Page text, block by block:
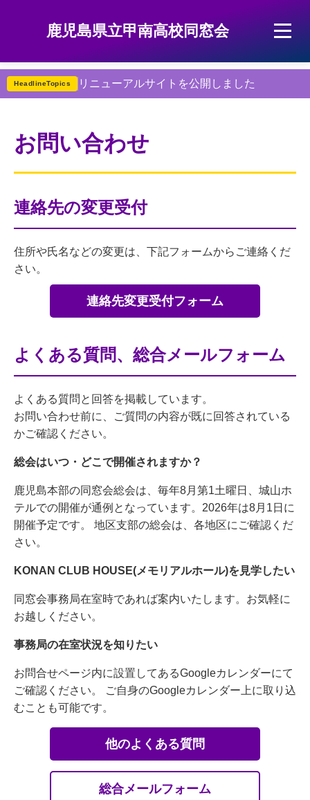
鹿児島県立甲南高校同窓会
HeadlineTopics リニューアルサイトを公開しました
お問い合わせ
連絡先の変更受付
住所や氏名などの変更は、下記フォームからご連絡くだ
さい。
連絡先変更受付フォーム
よくある質問、総合メールフォーム
よくある質問と回答を掲載しています。
お問い合わせ前に、ご質問の内容が既に回答されている
かご確認ください。
総会はいつ・どこで開催されますか？
鹿児島本部の同窓会総会は、毎年8月第1土曜日、城山ホ
テルでの開催が通例となっています。2026年は8月1日に
開催予定です。 地区支部の総会は、各地区にご確認くだ
さい。
KONAN CLUB HOUSE(メモリアルホール)を見学したい
同窓会事務局在室時であれば案内いたします。お気軽に
お越しください。
事務局の在室状況を知りたい
お問合せページ内に設置してあるGoogleカレンダーにて
ご確認ください。 ご自身のGoogleカレンダー上に取り込
むことも可能です。
他のよくある質問
総合メールフォーム